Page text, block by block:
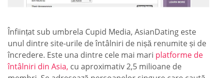
Înființat sub umbrela Cupid Media, AsianDating este
unul dintre site-urile de întâlniri de nișă renumite și de
încredere. Este una dintre cele mai mari platforme de
întâlniri din Asia, cu aproximativ 2,5 milioane de